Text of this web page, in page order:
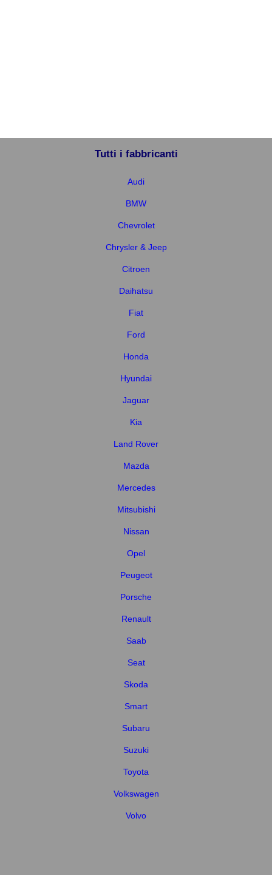
Tutti i fabbricanti
Audi
BMW
Chevrolet
Chrysler & Jeep
Citroen
Daihatsu
Fiat
Ford
Honda
Hyundai
Jaguar
Kia
Land Rover
Mazda
Mercedes
Mitsubishi
Nissan
Opel
Peugeot
Porsche
Renault
Saab
Seat
Skoda
Smart
Subaru
Suzuki
Toyota
Volkswagen
Volvo